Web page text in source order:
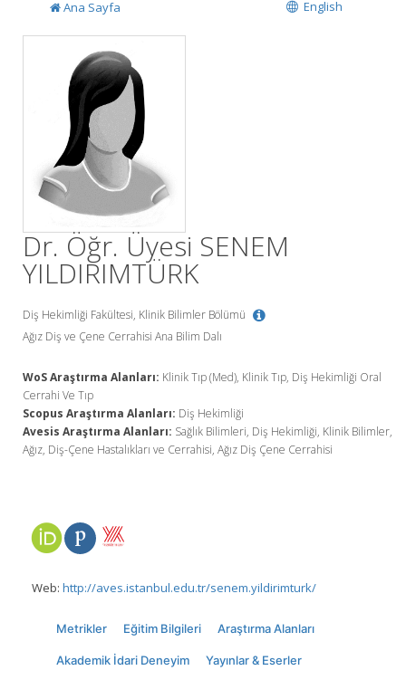
English
Ana Sayfa
Dr. Öğr. Üyesi SENEM
YILDIRIMTÜRK
Diş Hekimliği Fakültesi, Klinik Bilimler Bölümü
Ağız Diş ve Çene Cerrahisi Ana Bilim Dalı
WoS Araştırma Alanları: Klinik Tıp (Med), Klinik Tıp, Diş Hekimliği Oral
Cerrahi Ve Tıp
Scopus Araştırma Alanları: Diş Hekimliği
Avesis Araştırma Alanları: Sağlık Bilimleri, Diş Hekimliği, Klinik Bilimler,
Ağız, Diş-Çene Hastalıkları ve Cerrahisi, Ağız Diş Çene Cerrahisi
Web: http://aves.istanbul.edu.tr/senem.yildirimturk/
Metrikler Eğitim Bilgileri Araştırma Alanları
Akademik İdari Deneyim Yayınlar & Eserler